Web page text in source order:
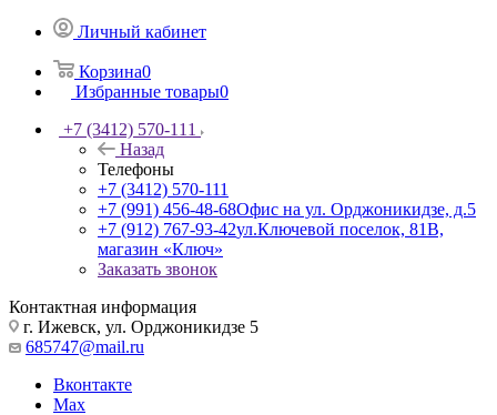
Личный кабинет
Корзина0
Избранные товары0
+7 (3412) 570-111
Назад
Телефоны
+7 (3412) 570-111
+7 (991) 456-48-68Офис на ул. Орджоникидзе, д.5
+7 (912) 767-93-42ул.Ключевой поселок, 81В,
магазин «Ключ»
Заказать звонок
Контактная информация
г. Ижевск, ул. Орджоникидзе 5
685747@mail.ru
Вконтакте
Max